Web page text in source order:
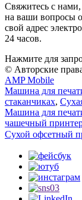
Свяжитесь с
на ваши вопросы
свой адрес
24 часов.
Нажмите для
© Авторские
AMP Mobile
Машина для
стаканчиках,
Машина для
чашечный
Сухой офсетный